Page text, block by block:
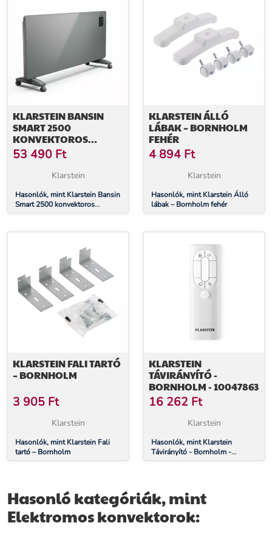
KLARSTEIN BANSIN
SMART 2500
KONVEKTOROS
HŐSUGÁRZÓ, 2500 W,
ALKALMAZÁS, 5- 50 °C,
LED KIJELZŐ,
53 490 Ft
Klarstein
Hasonlók, mint Klarstein Bansin
Smart 2500 konvektoros
hősugárzó, 2500 W,
kijelző, Érintőképernyő
KLARSTEIN ÁLLÓ
LÁBAK – BORNHOLM
FEHÉR
4 894 Ft
Klarstein
Hasonlók, mint Klarstein Álló
lábak – Bornholm fehér
KLARSTEIN FALI TARTÓ
– BORNHOLM
3 905 Ft
Klarstein
Hasonlók, mint Klarstein Fali
tartó – Bornholm
KLARSTEIN
TÁVIRÁNYÍTÓ -
BORNHOLM - 10047863
16 262 Ft
Klarstein
Hasonlók, mint Klarstein
Távirányító - Bornholm -
10047863
Hasonló kategóriák, mint
Elektromos konvektorok: